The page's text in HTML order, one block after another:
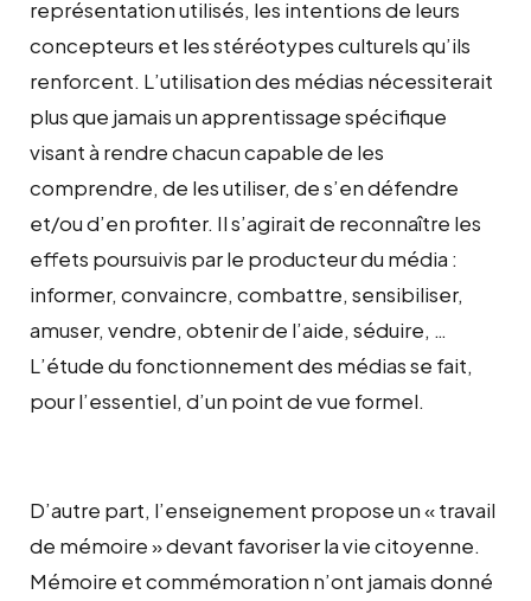
représentation utilisés, les intentions de leurs
concepteurs et les stéréotypes culturels qu’ils
renforcent. L’utilisation des médias nécessiterait
plus que jamais un apprentissage spécifique
visant à rendre chacun capable de les
comprendre, de les utiliser, de s’en défendre
et/ou d’en profiter. Il s’agirait de reconnaître les
effets poursuivis par le producteur du média :
informer, convaincre, combattre, sensibiliser,
amuser, vendre, obtenir de l’aide, séduire, …
L’étude du fonctionnement des médias se fait,
pour l’essentiel, d’un point de vue formel.
D’autre part, l’enseignement propose un « travail
de mémoire » devant favoriser la vie citoyenne.
Mémoire et commémoration n’ont jamais donné